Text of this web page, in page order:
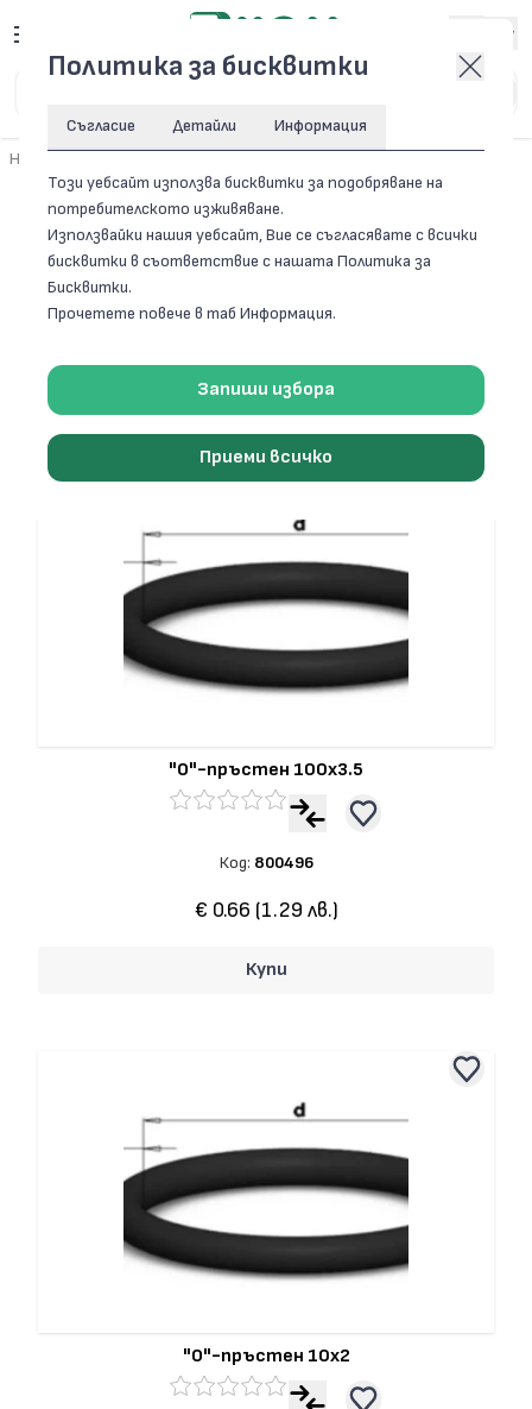
Начало
Филтри
0-ПРЪСТЕНИ
130 артикула
"О"-пръстен 100x3.5
Код: 800496
€ 0.66 (1.29 лв.)
Купи
"О"-пръстен 10x2
Политика за бисквитки
Съгласие Детайли Информация
Този уебсайт използва бисквитки за подобряване на
потребителското изживяване.
Използвайки нашия уебсайт, Вие се съгласявате с всички
бисквитки в съответствие с нашата Политика за
Бисквитки.
Прочетете повече в таб Информация.
Запиши избора
Приеми всичко